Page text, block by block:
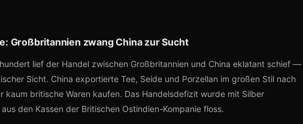
Großbritannien zwang China zur Sucht
lief der Handel zwischen Großbritannien und China eklatant schief —
Sicht. China exportierte Tee, Seide und Porzellan im großen Stil nach
kaum britische Waren kaufen. Das Handelsdefizit wurde mit Silber
den Kassen der Britischen Ostindien-Kompanie floss.